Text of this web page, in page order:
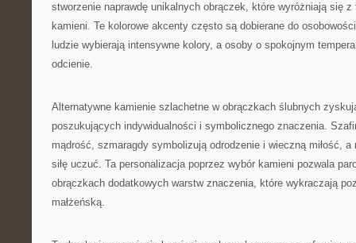
stworzenie naprawdę unikalnych obrączek, które wyróżniają się z
kamieni. Te kolorowe akcenty często są dobierane do
ludzie wybierają intensywne kolory, a osoby o spokojnym
odcienie.
Alternatywne kamienie szlachetne w obrączkach ślubnych
poszukujących indywidualności i symbolicznego znaczenia.
mądrość, szmaragdy symbolizują odrodzenie i wieczną miłość,
siłę uczuć. Ta personalizacja poprzez wybór kamieni pozwala
obrączkach dodatkowych warstw znaczenia, które wykraczają
małżeńską.